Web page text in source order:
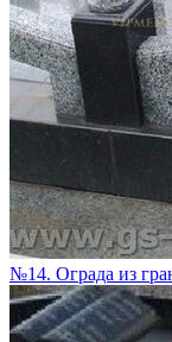
№14. Ограда из